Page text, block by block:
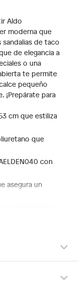
Aldo
moderna que
de taco
de elegancia a
o una
te permite
pequeño
¡Prepárate para
cm que estiliza
que
con
asegura un